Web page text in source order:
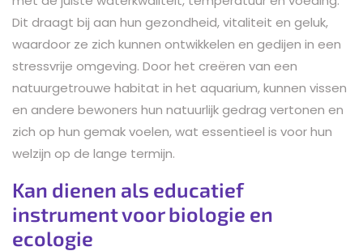
Dit draagt bij aan hun gezondheid, vitaliteit en geluk,
waardoor ze zich kunnen ontwikkelen en gedijen in een
stressvrije omgeving. Door het creëren van een
natuurgetrouwe habitat in het aquarium, kunnen vissen
en andere bewoners hun natuurlijk gedrag vertonen en
zich op hun gemak voelen, wat essentieel is voor hun
welzijn op de lange termijn.
Kan dienen als educatief
instrument voor biologie en
ecologie